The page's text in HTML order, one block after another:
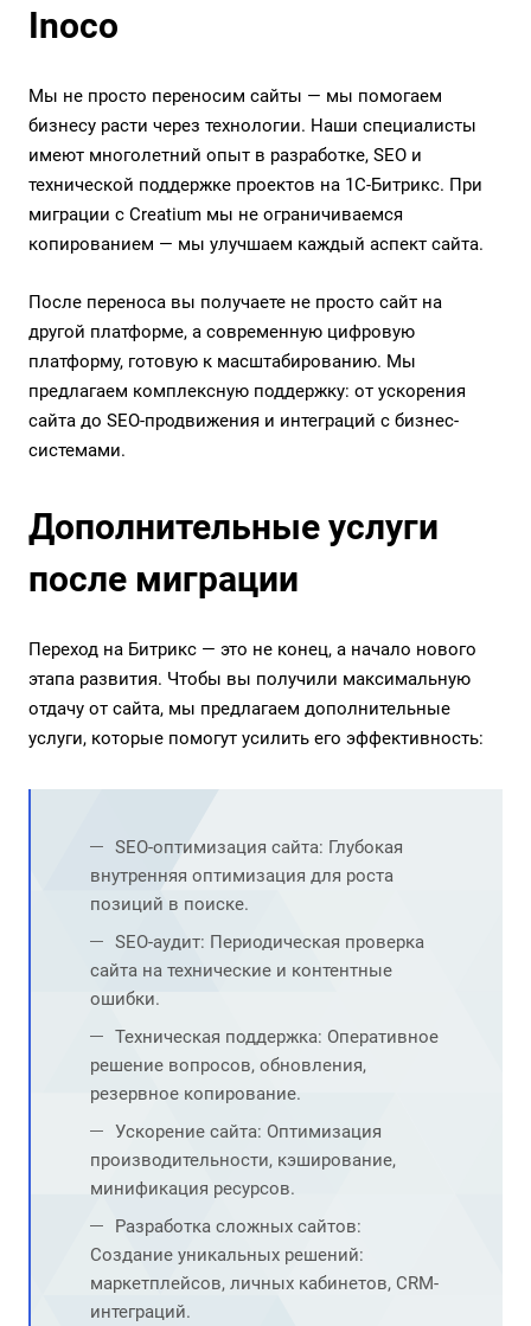
Inoco
Мы не просто переносим сайты — мы помогаем
бизнесу расти через технологии. Наши специалисты
имеют многолетний опыт в разработке, SEO и
технической поддержке проектов на 1С-Битрикс. При
миграции с Creatium мы не ограничиваемся
копированием — мы улучшаем каждый аспект сайта.
После переноса вы получаете не просто сайт на
другой платформе, а современную цифровую
платформу, готовую к масштабированию. Мы
предлагаем комплексную поддержку: от ускорения
сайта до SEO-продвижения и интеграций с бизнес-
системами.
Дополнительные услуги
после миграции
Переход на Битрикс — это не конец, а начало нового
этапа развития. Чтобы вы получили максимальную
отдачу от сайта, мы предлагаем дополнительные
услуги, которые помогут усилить его эффективность:
SEO-оптимизация сайта: Глубокая
внутренняя оптимизация для роста
позиций в поиске.
SEO-аудит: Периодическая проверка
сайта на технические и контентные
ошибки.
Техническая поддержка: Оперативное
решение вопросов, обновления,
резервное копирование.
Ускорение сайта: Оптимизация
производительности, кэширование,
минификация ресурсов.
Разработка сложных сайтов:
Создание уникальных решений:
маркетплейсов, личных кабинетов, CRM-
интеграций.